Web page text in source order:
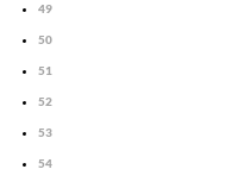
49
50
51
52
53
54